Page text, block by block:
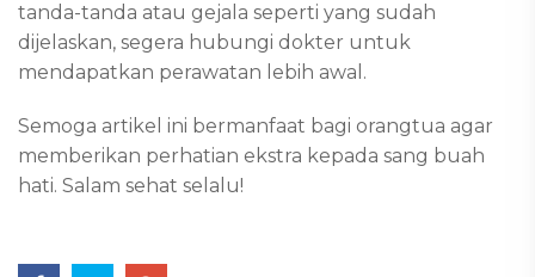
tanda-tanda atau gejala seperti yang sudah
dijelaskan, segera hubungi dokter untuk
mendapatkan perawatan lebih awal.
Semoga artikel ini bermanfaat bagi orangtua agar
memberikan perhatian ekstra kepada sang buah
hati. Salam sehat selalu!